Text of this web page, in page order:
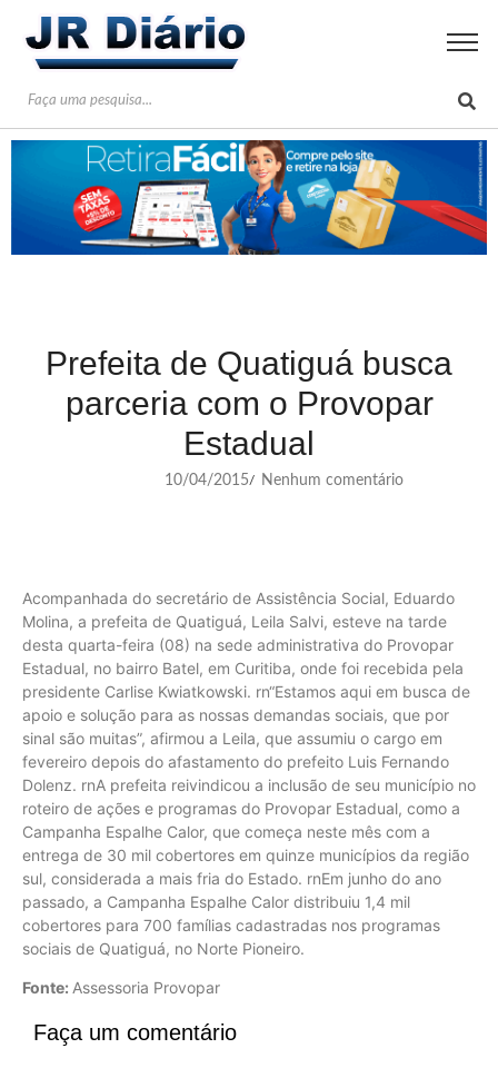
Prefeita de Quatiguá busca
parceria com o Provopar
Estadual
10/04/2015/ Nenhum comentário
Acompanhada do secretário de Assistência Social, Eduardo
Molina, a prefeita de Quatiguá, Leila Salvi, esteve na tarde
desta quarta-feira (08) na sede administrativa do Provopar
Estadual, no bairro Batel, em Curitiba, onde foi recebida pela
presidente Carlise Kwiatkowski. rn“Estamos aqui em busca de
apoio e solução para as nossas demandas sociais, que por
sinal são muitas”, afirmou a Leila, que assumiu o cargo em
fevereiro depois do afastamento do prefeito Luis Fernando
Dolenz. rnA prefeita reivindicou a inclusão de seu município no
roteiro de ações e programas do Provopar Estadual, como a
Campanha Espalhe Calor, que começa neste mês com a
entrega de 30 mil cobertores em quinze municípios da região
sul, considerada a mais fria do Estado. rnEm junho do ano
passado, a Campanha Espalhe Calor distribuiu 1,4 mil
cobertores para 700 famílias cadastradas nos programas
sociais de Quatiguá, no Norte Pioneiro.
Fonte: Assessoria Provopar
Faça um comentário